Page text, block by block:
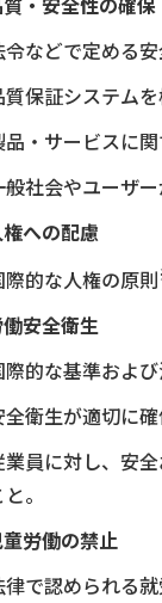
令などで定める
質保証システム
品・サービスに
般社会やユーザ
への配慮
際的な人権の原則
安全衛生
際的な基準およ
全衛生が適切に
業員に対し、安
。
労働の禁止
律で認められる